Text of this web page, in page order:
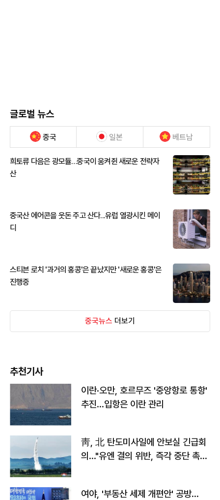
글로벌 뉴스
중국 일본 베트남
희토류 다음은 광모듈…중국이 움켜쥔 새로운 전략자
산
중국산 에어콘을 웃돈 주고 산다...유럽 열광시킨 메이
디
스티븐 로치 '과거의 홍콩'은 끝났지만 '새로운 홍콩'은
진행중
중국뉴스 더보기
추천기사
이란·오만, 호르무즈 '중앙항로 통항'
추진…입항은 이란 관리
靑, 北 탄도미사일에 안보실 긴급회
의…"유엔 결의 위반, 즉각 중단 촉
여야, '부동산 세제 개편안' 공방…